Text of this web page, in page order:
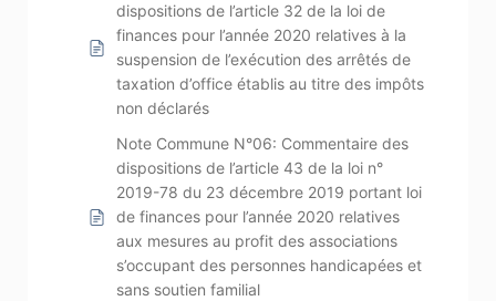
dispositions de l’article 32 de la loi de
finances pour l’année 2020 relatives à la
suspension de l’exécution des arrêtés de
taxation d’office établis au titre des impôts
non déclarés
Note Commune N°06: Commentaire des
dispositions de l’article 43 de la loi n°
2019-78 du 23 décembre 2019 portant loi
de finances pour l’année 2020 relatives
aux mesures au profit des associations
s’occupant des personnes handicapées et
sans soutien familial